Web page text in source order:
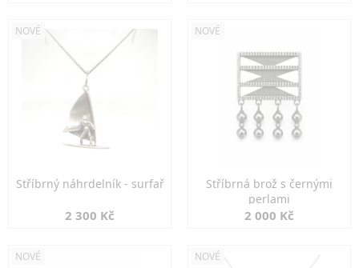
NOVÉ
Stříbrný náhrdelník - surfař
2 300 Kč
NOVÉ
Stříbrná brož s černými
perlami
2 000 Kč
NOVÉ NOVÉ